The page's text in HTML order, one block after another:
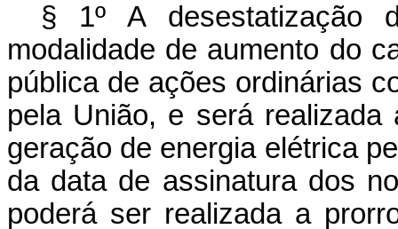
§ 1º A desestatização
modalidade de aumento do
pública de ações ordinárias
pela União, e será
geração de energia elétrica
da data de assinatura dos
poderá ser realizada a